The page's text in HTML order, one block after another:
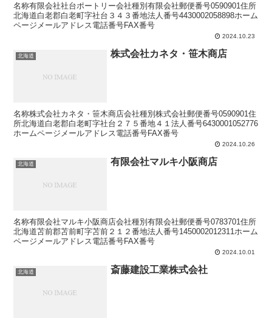
名称有限会社社台ポートリー会社種別有限会社郵便番号0590901住所
北海道白老郡白老町字社台３４３番地法人番号4430002058898ホーム
ページメールアドレス電話番号FAX番号
2024.10.23
北海道 株式会社カネタ・笹木商店
名称株式会社カネタ・笹木商店会社種別株式会社郵便番号0590901住
所北海道白老郡白老町字社台２７５番地４１法人番号6430001052776
ホームページメールアドレス電話番号FAX番号
2024.10.26
北海道 有限会社マルキ小阪商店
名称有限会社マルキ小阪商店会社種別有限会社郵便番号0783701住所
北海道苫前郡苫前町字苫前２１２番地法人番号1450002012311ホーム
ページメールアドレス電話番号FAX番号
2024.10.01
北海道 斎藤建設工業株式会社